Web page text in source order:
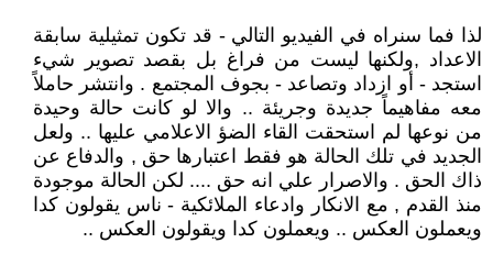
لذا فما سنراه في الفيديو التالي - قد تكون تمثيلية سابقة
الاعداد ,ولكنها ليست من فراغ بل بقصد تصوير شيء
استجد - أو ازداد وتصاعد - بجوف المجتمع . وانتشر حاملاً
معه مفاهيماً جديدة وجريئة .. والا لو كانت حالة وحيدة
من نوعها لم استحقت القاء الضؤ الاعلامي عليها .. ولعل
الجديد في تلك الحالة هو فقط اعتبارها حق , والدفاع عن
ذاك الحق . والاصرار علي انه حق .... لكن الحالة موجودة
منذ القدم , مع الانكار وادعاء الملائكية - ناس يقولون كدا
ويعملون العكس .. ويعملون كدا ويقولون العكس ..